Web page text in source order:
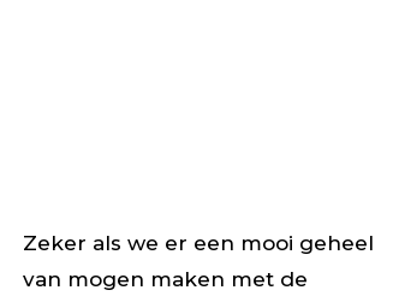
Zeker als we er een mooi geheel
van mogen maken met de